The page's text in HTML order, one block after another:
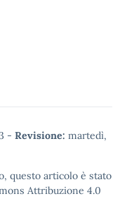
- Revisione: martedì,
questo articolo è stato
Attribuzione 4.0